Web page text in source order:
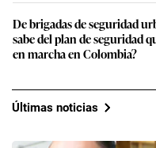
De brigadas de seguridad
sabe del plan de seguridad
en marcha en Colombia?
Últimas noticias